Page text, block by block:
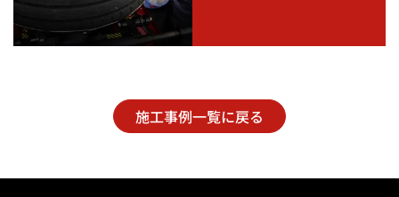
施工事例一覧に戻る